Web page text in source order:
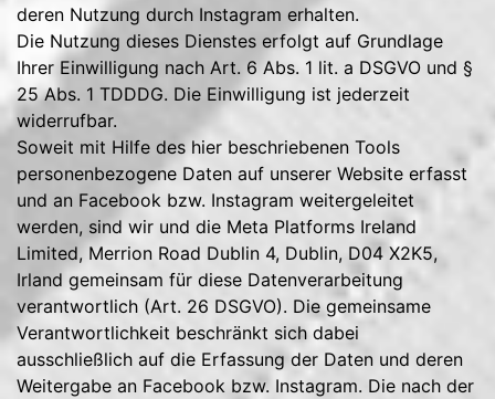
deren Nutzung durch Instagram erhalten.
Die Nutzung dieses Dienstes erfolgt auf Grundlage
Ihrer Einwilligung nach Art. 6 Abs. 1 lit. a DSGVO und §
25 Abs. 1 TDDDG. Die Einwilligung ist jederzeit
widerrufbar.
Soweit mit Hilfe des hier beschriebenen Tools
personenbezogene Daten auf unserer Website erfasst
und an Facebook bzw. Instagram weitergeleitet
werden, sind wir und die Meta Platforms Ireland
Limited, Merrion Road Dublin 4, Dublin, D04 X2K5,
Irland gemeinsam für diese Datenverarbeitung
verantwortlich (Art. 26 DSGVO). Die gemeinsame
Verantwortlichkeit beschränkt sich dabei
ausschließlich auf die Erfassung der Daten und deren
Weitergabe an Facebook bzw. Instagram. Die nach der